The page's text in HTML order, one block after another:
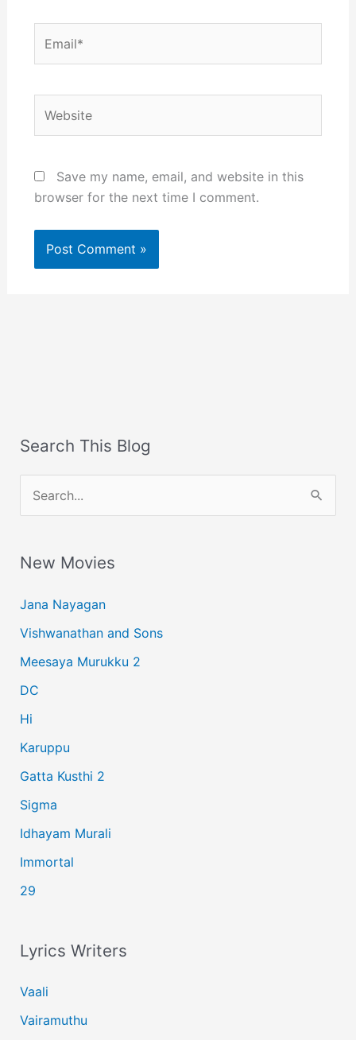
Save my name, email, and website in this
browser for the next time I comment.
Search This Blog
e
r
h
f
o
r
:
New Movies
Jana Nayagan
Vishwanathan and Sons
Meesaya Murukku 2
DC
Hi
Karuppu
Gatta Kusthi 2
Sigma
Idhayam Murali
Immortal
29
Lyrics Writers
Vaali
Vairamuthu